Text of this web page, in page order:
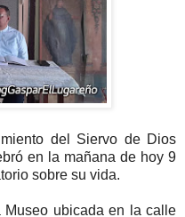
del Siervo de Dios
en la mañana de hoy 9
sobre su vida.
ubicada en la calle